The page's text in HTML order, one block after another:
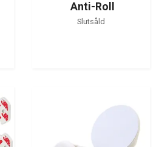
Anti-Roll
Slutsåld